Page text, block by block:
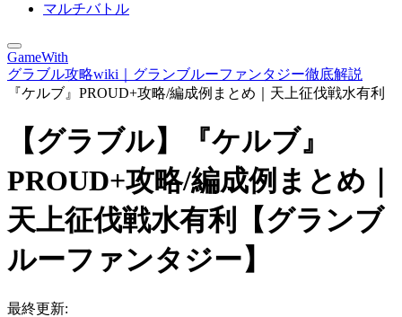
マルチバトル
GameWith
グラブル攻略wiki｜グランブルーファンタジー徹底解説
『ケルブ』PROUD+攻略/編成例まとめ｜天上征伐戦水有利
【グラブル】『ケルブ』
PROUD+攻略/編成例まとめ｜
天上征伐戦水有利【グランブ
ルーファンタジー】
最終更新: